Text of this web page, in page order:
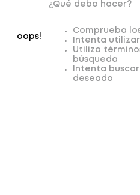
oops!
¿Qué debo hacer?
Comprueba
Intenta
Utiliza
búsqueda
Intenta
deseado